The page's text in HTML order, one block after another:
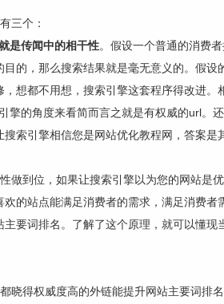
三个：
是传闻中的相干性。假设一个普通的消费
的，那么搜索结果就是毫无意义的。假
想都不用想，搜索引擎这套程序得改进。
擎的角度来看简而言之就是有权威的url。
索引擎相信您是网站优化教程网，答案
做到位，如果让搜索引擎以为您的网站是
的站点能满足消费者的需求，满足消费
要词排名。了解了这个原理，就可以懂
得权威度高的外链能提升网站主要词排